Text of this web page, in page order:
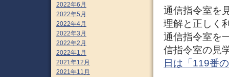
通信指令室を
理解と正しく
通信指令室を
信指令室の見
日は「119番
2022年6月
2022年5月
2022年4月
2022年3月
2022年2月
2022年1月
2021年12月
2021年11月